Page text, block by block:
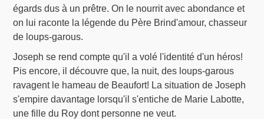
égards dus à un prêtre. On le nourrit avec abondance et
on lui raconte la légende du Père Brind'amour, chasseur
de loups-garous.
Joseph se rend compte qu'il a volé l'identité d'un héros!
Pis encore, il découvre que, la nuit, des loups-garous
ravagent le hameau de Beaufort! La situation de Joseph
s'empire davantage lorsqu'il s'entiche de Marie Labotte,
une fille du Roy dont personne ne veut.